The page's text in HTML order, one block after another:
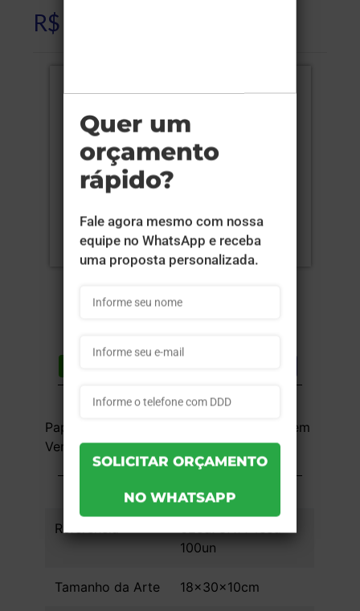
R$ 525,80
Papel Kraft 90g - 1x0 - 18x30x10cm - Sem
Verniz - 100 unid
Referência
625a78f1774eed -
100un
Tamanho da Arte 18x30x10cm